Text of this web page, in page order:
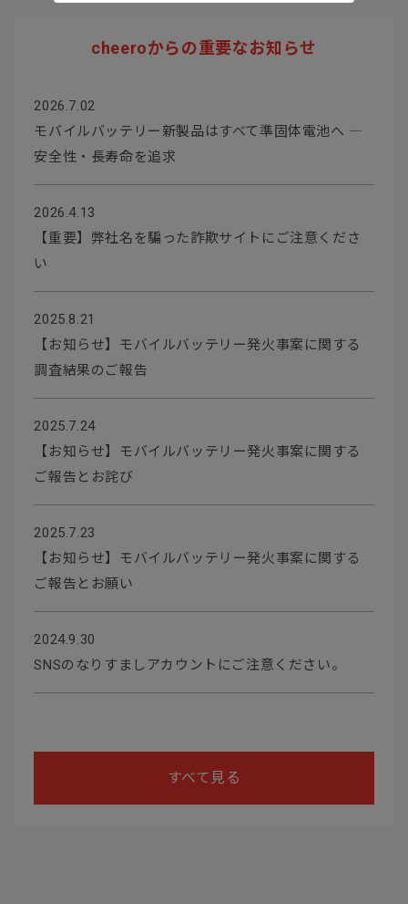
cheeroからの重要なお知らせ
2026.7.02
モバイルバッテリー新製品はすべて準固体電池へ ―
安全性・長寿命を追求
2026.4.13
【重要】弊社名を騙った詐欺サイトにご注意くださ
い
2025.8.21
【お知らせ】モバイルバッテリー発火事案に関する
調査結果のご報告
2025.7.24
【お知らせ】モバイルバッテリー発火事案に関する
ご報告とお詫び
2025.7.23
【お知らせ】モバイルバッテリー発火事案に関する
ご報告とお願い
2024.9.30
SNSのなりすましアカウントにご注意ください。
すべて見る